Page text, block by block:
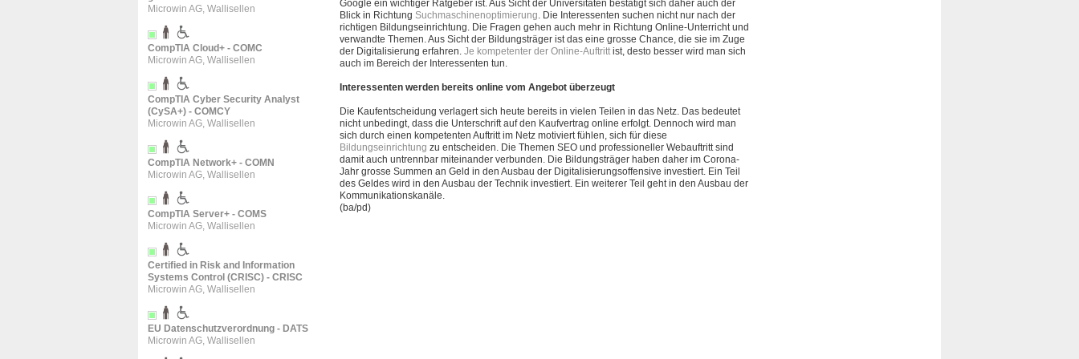
Microwin AG, Wallisellen
CompTIA Cloud+ - COMC
Microwin AG, Wallisellen
CompTIA Cyber Security Analyst
(CySA+) - COMCY
Microwin AG, Wallisellen
CompTIA Network+ - COMN
Microwin AG, Wallisellen
CompTIA Server+ - COMS
Microwin AG, Wallisellen
Certified in Risk and Information
Systems Control (CRISC) - CRISC
Microwin AG, Wallisellen
EU Datenschutzverordnung - DATS
Microwin AG, Wallisellen
Google ein wichtiger Ratgeber ist. Aus Sicht der Universitäten bestätigt sich daher auch der
Blick in Richtung Suchmaschinenoptimierung. Die Interessenten suchen nicht nur nach der
richtigen Bildungseinrichtung. Die Fragen gehen auch mehr in Richtung Online-Unterricht und
verwandte Themen. Aus Sicht der Bildungsträger ist das eine grosse Chance, die sie im Zuge
der Digitalisierung erfahren. Je kompetenter der Online-Auftritt ist, desto besser wird man sich
auch im Bereich der Interessenten tun.
Interessenten werden bereits online vom Angebot überzeugt
Die Kaufentscheidung verlagert sich heute bereits in vielen Teilen in das Netz. Das bedeutet
nicht unbedingt, dass die Unterschrift auf den Kaufvertrag online erfolgt. Dennoch wird man
sich durch einen kompetenten Auftritt im Netz motiviert fühlen, sich für diese
Bildungseinrichtung zu entscheiden. Die Themen SEO und professioneller Webauftritt sind
damit auch untrennbar miteinander verbunden. Die Bildungsträger haben daher im Corona-
Jahr grosse Summen an Geld in den Ausbau der Digitalisierungsoffensive investiert. Ein Teil
des Geldes wird in den Ausbau der Technik investiert. Ein weiterer Teil geht in den Ausbau der
Kommunikationskanäle.
(ba/pd)